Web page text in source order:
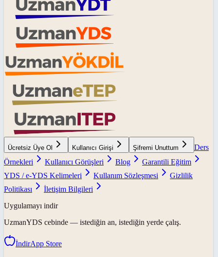
Ücretsiz Üye Ol Kullanıcı Girişi Şifremi Unuttum
Ders
Örnekleri
Kullanıcı Görüşleri Blog
Garantili Eğitim
YDS / e-YDS Kelimeleri
Kullanım Sözleşmesi
Gizlilik
Politikası
İletişim Bilgileri
Uygulamayı indir
UzmanYDS cebinde — istediğin an, istediğin yerde çalış.
İndirApp Store